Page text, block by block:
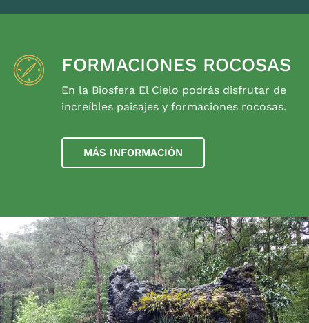
FORMACIONES ROCOSAS
En la Biosfera El Cielo podrás disfrutar de
increíbles paisajes y formaciones rocosas.
MÁS INFORMACIÓN